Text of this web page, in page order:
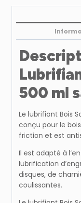
silicone
500 ml
Le lubrifiant Bois
conçu pour le
friction et est
Il est adapté à
lubrification
disques, de
coulissantes.